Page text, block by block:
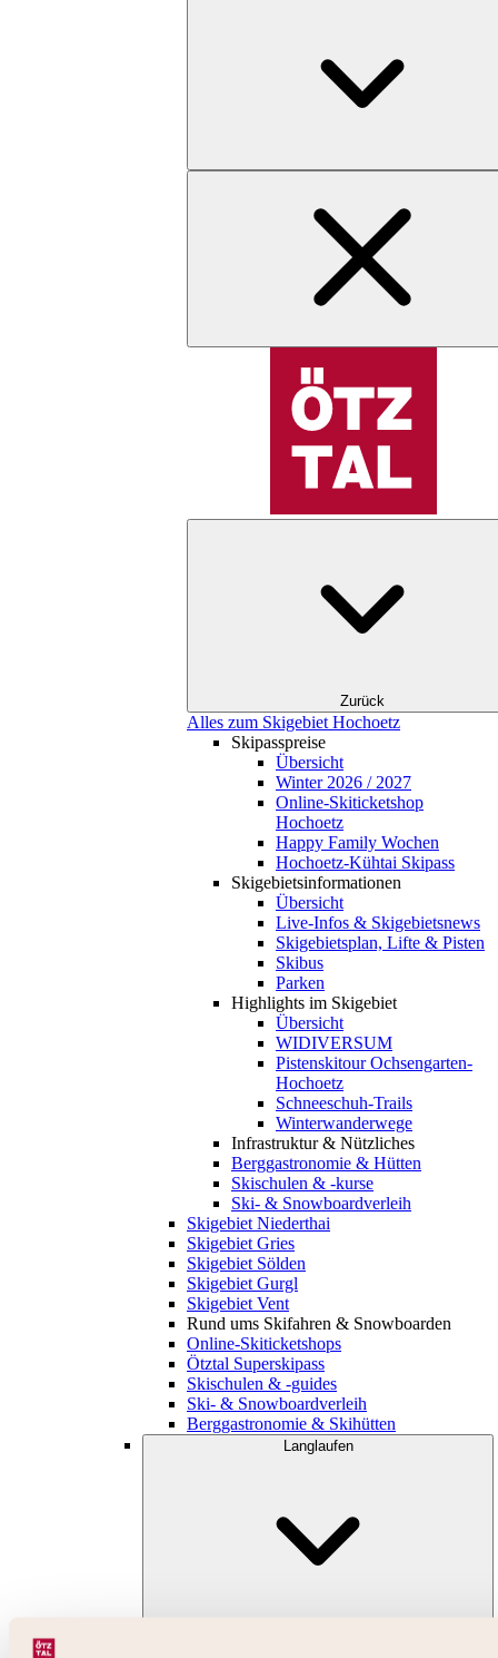
Zurück
Alles zum Skigebiet Hochoetz
Skipasspreise
Übersicht
Winter 2026 / 2027
Online-Skiticketshop
Hochoetz
Happy Family Wochen
Hochoetz-Kühtai Skipass
Skigebietsinformationen
Übersicht
Live-Infos & Skigebietsnews
Skigebietsplan, Lifte & Pisten
Skibus
Parken
Highlights im Skigebiet
Übersicht
WIDIVERSUM
Pistenskitour Ochsengarten-
Hochoetz
Schneeschuh-Trails
Winterwanderwege
Infrastruktur & Nützliches
Berggastronomie & Hütten
Skischulen & -kurse
Ski- & Snowboardverleih
Skigebiet Niederthai
Skigebiet Gries
Skigebiet Sölden
Skigebiet Gurgl
Skigebiet Vent
Rund ums Skifahren & Snowboarden
Online-Skiticketshops
Ötztal Superskipass
Skischulen & -guides
Ski- & Snowboardverleih
Berggastronomie & Skihütten
Langlaufen